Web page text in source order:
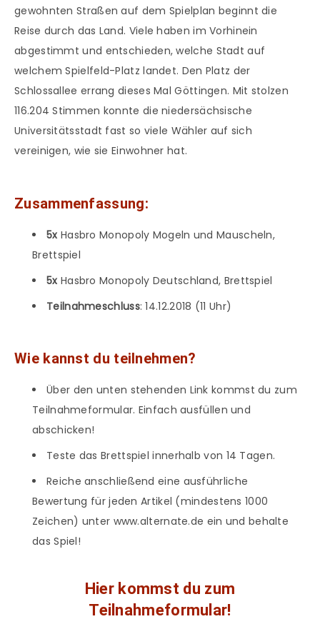
gewohnten Straßen auf dem Spielplan beginnt die
Reise durch das Land. Viele haben im Vorhinein
abgestimmt und entschieden, welche Stadt auf
welchem Spielfeld-Platz landet. Den Platz der
Schlossallee errang dieses Mal Göttingen. Mit stolzen
116.204 Stimmen konnte die niedersächsische
Universitätsstadt fast so viele Wähler auf sich
vereinigen, wie sie Einwohner hat.
Zusammenfassung:
5x Hasbro Monopoly Mogeln und Mauscheln,
Brettspiel
5x Hasbro Monopoly Deutschland, Brettspiel
Teilnahmeschluss: 14.12.2018 (11 Uhr)
Wie kannst du teilnehmen?
Über den unten stehenden Link kommst du zum
Teilnahmeformular. Einfach ausfüllen und
abschicken!
Teste das Brettspiel innerhalb von 14 Tagen.
Reiche anschließend eine ausführliche
Bewertung für jeden Artikel (mindestens 1000
Zeichen) unter www.alternate.de ein und behalte
das Spiel!
Hier kommst du zum
Teilnahmeformular!